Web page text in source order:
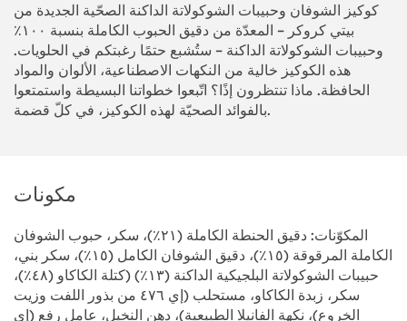
كوكيز الشوفان وحبيبات الشوكولاتة الداكنة الصحّية الجديدة من
بيتي كروكر – المعدّة من دقيق الحبوب الكاملة بنسبة ١٠٠٪
وحبيبات الشوكولاتة الداكنة – ستُشبع حتمًا رغبتكم في الحلويات.
هذه الكوكيز خالية من النكهات الاصطناعية، الألوان والمواد
الحافظة. ماذا تنتظرون إذًا؟ اتّبعوا خطواتنا البسيطة واستمتعوا
بالفوائد الصحيّة لهذه الكوكيز، في كلّ قضمة.
مكونات
المكوّنات: دقيق الحنطة الكاملة (٢١٪)، سكر، حبوب الشوفان
الكاملة المرقوقة (١٥٪)، دقيق الشوفان الكامل (١٥٪)، سكر بني،
حبيبات الشوكولاتة البلجيكية الداكنة (١٣٪) (كتلة الكاكاو (٤٨٪)،
سكر، زبدة الكاكاو، مستحلب (إي ٤٧٦ من بذور اللفت وزيت
الخروع)، نكهة الفانيلا الطبيعية)، دهن النخيل، عامل رفع (إي